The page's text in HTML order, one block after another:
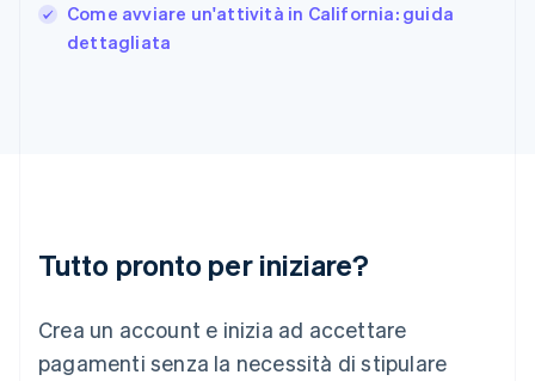
Come avviare un'attività in California: guida
dettagliata
Tutto pronto per iniziare?
Crea un account e inizia ad accettare
pagamenti senza la necessità di stipulare
Gibilterra
English
Lettonia
English
DeutschEnglish
Lituania